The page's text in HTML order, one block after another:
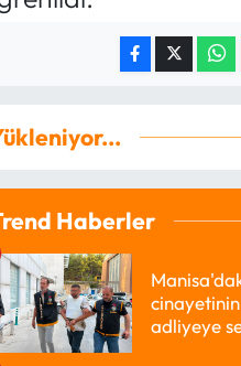
Haberler
cinayetinin
adliyeye